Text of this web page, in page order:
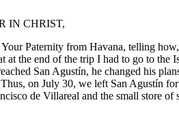
IN CHRIST,
Paternity from Havana, telling
the end of the trip I had to go to the
San Agustín, he changed his
on July 30, we left San Agustín
de Villareal and the small store